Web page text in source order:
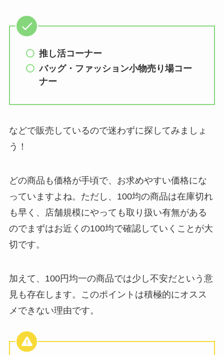
推し活コーナー
バッグ・ファッション小物売り場コー
ナー
などで販売しているので迷わずに探してみましょ
う！
どの商品も価格が手頃で、お求めやすい価格にな
っていますよね。ただし、100均の商品は在庫切れ
も早く、店舗規模にやっても取り扱い有無がある
のでまずはお近くの100均で確認していくことが大
切です。
加えて、100円均一の商品では少し不安だという意
見も存在します。このポイントは積極的にオスス
メできない理由です。